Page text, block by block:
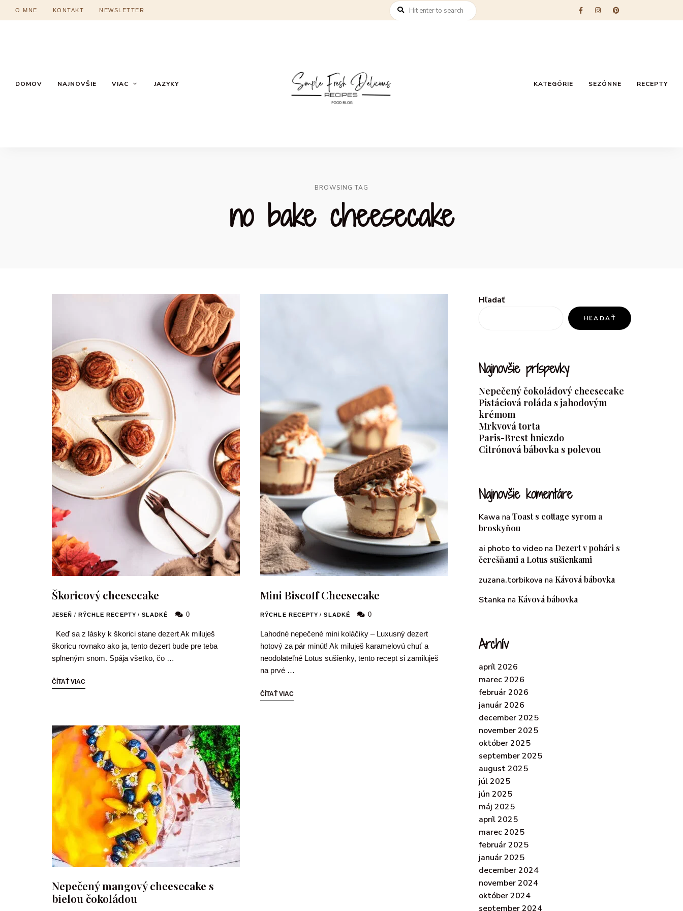
O MNE KONTAKT NEWSLETTER
DOMOV NAJNOVŠIE VIAC JAZYKY KATEGÓRIE SEZÓNNE RECEPTY
BROWSING TAG
no bake cheesecake
Škoricový cheesecake
JESEŇ / RÝCHLE RECEPTY / SLADKÉ 0
Keď sa z lásky k škorici stane dezert Ak miluješ
škoricu rovnako ako ja, tento dezert bude pre teba
splneným snom. Spája všetko, čo …
ČÍTAŤ VIAC
Nepečený mangový cheesecake s
bielou čokoládou
Mini Biscoff Cheesecake
RÝCHLE RECEPTY / SLADKÉ 0
Lahodné nepečené mini koláčiky – Luxusný dezert
hotový za pár minút! Ak miluješ karamelovú chuť a
neodolateľné Lotus sušienky, tento recept si zamiluješ
na prvé …
ČÍTAŤ VIAC
Hľadať
HĽADAŤ
Najnovšie príspevky
Nepečený čokoládový cheesecake
Pistáciová roláda s jahodovým
krémom
Mrkvová torta
Paris-Brest hniezdo
Citrónová bábovka s polevou
Najnovšie komentáre
Kawa na Toast s cottage syrom a
broskyňou
ai photo to videona Dezert v pohári s
čerešňami a Lotus sušienkami
zuzana.torbikova na Kávová bábovka
Stanka na Kávová bábovka
Archív
apríl 2026
marec 2026
február 2026
január 2026
december 2025
november 2025
október 2025
september 2025
august 2025
júl 2025
jún 2025
máj 2025
apríl 2025
marec 2025
február 2025
január 2025
december 2024
november 2024
október 2024
september 2024